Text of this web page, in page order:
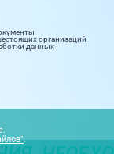
организаций
данных
.